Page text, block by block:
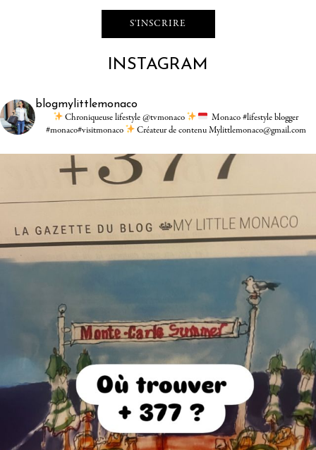
INSTAGRAM
blogmylittlemonaco
Chroniqueuse lifestyle @tvmonaco
Monaco #lifestyle blogger
#monaco#visitmonaco
Créateur de contenu Mylittlemonaco@gmail.com